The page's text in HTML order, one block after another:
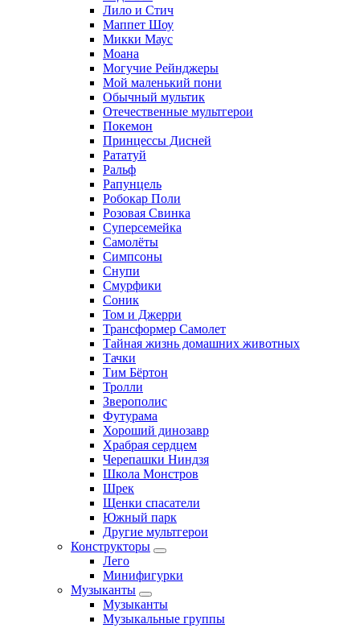
Лило и Стич
Маппет Шоу
Микки Маус
Моана
Могучие Рейнджеры
Мой маленький пони
Обычный мультик
Отечественные мультгерои
Покемон
Принцессы Дисней
Рататуй
Ральф
Рапунцель
Робокар Поли
Розовая Свинка
Суперсемейка
Самолёты
Симпсоны
Снупи
Смурфики
Соник
Том и Джерри
Трансформер Самолет
Тайная жизнь домашних животных
Тачки
Тим Бёртон
Тролли
Зверополис
Футурама
Хороший динозавр
Храбрая сердцем
Черепашки Ниндзя
Школа Монстров
Шрек
Щенки спасатели
Южный парк
Другие мультгерои
Конструкторы
Лего
Минифигурки
Музыканты
Музыканты
Музыкальные группы